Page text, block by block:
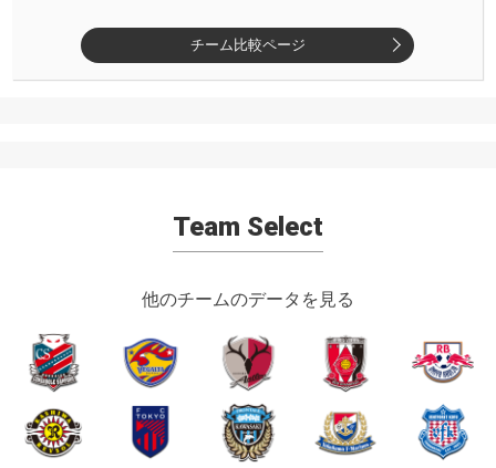
チーム比較ページ
Team Select
他のチームのデータを見る